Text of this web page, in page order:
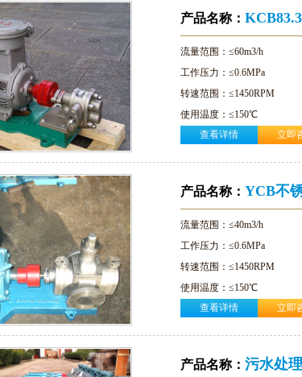
产品名称：
流量范围：≤60m3/h
工作压力：≤0.6MPa
转速范围：≤1450RPM
使用温度：≤150℃
粘度范围：≤1500mm2/s
查看详情 立即
产品名称： YCB不
流量范围：≤40m3/h
工作压力：≤0.6MPa
转速范围：≤1450RPM
使用温度：≤150℃
粘度范围：≤1500mm2/s
查看详情 立即
产品名称： 污水处